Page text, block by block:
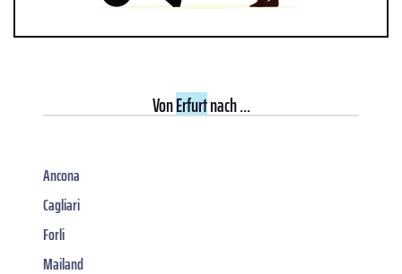
VonErfurtnach ...
Ancona
Cagliari
Forli
Mailand